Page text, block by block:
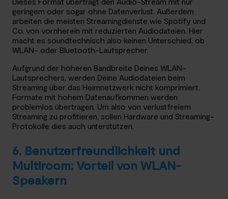
geringem oder sogar ohne Datenverlust. Außerdem
arbeiten die meisten Streamingdienste wie Spotify und
Co. von vornherein mit reduzierten Audiodateien. Hier
macht es soundtechnisch also keinen Unterschied, ob
WLAN- oder Bluetooth-Lautsprecher.
Aufgrund der höheren Bandbreite Deines WLAN-
Lautsprechers, werden Deine Audiodateien beim
Streaming über das Heimnetzwerk nicht komprimiert.
Formate mit hohem Datenaufkommen werden
problemlos übertragen. Um also von verlustfreiem
Streaming zu profitieren, sollen Hardware und Streaming-
Protokolle dies auch unterstützen.
6. Benutzerfreundlichkeit und
Multiroom: Vorteil von WLAN-
Speakern